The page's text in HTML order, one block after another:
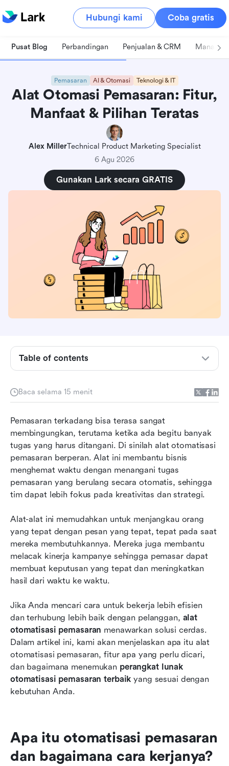
Hubungi kami Coba gratis
Pusat Blog Perbandingan Penjualan & CRM
Pemasaran AI & Otomasi Teknologi & IT
Alat Otomasi Pemasaran: Fitur,
Manfaat & Pilihan Teratas
Alex MillerTechnical Product Marketing Specialist
6 Agu 2026
Gunakan Lark secara GRATIS
Baca selama 15 menit
Pemasaran terkadang bisa terasa sangat
membingungkan, terutama ketika ada begitu banyak
tugas yang harus ditangani. Di sinilah alat otomatisasi
pemasaran berperan. Alat ini membantu bisnis
menghemat waktu dengan menangani tugas
pemasaran yang berulang secara otomatis, sehingga
tim dapat lebih fokus pada kreativitas dan strategi.
Alat-alat ini memudahkan untuk menjangkau orang
yang tepat dengan pesan yang tepat, tepat pada saat
mereka membutuhkannya. Mereka juga membantu
melacak kinerja kampanye sehingga pemasar dapat
membuat keputusan yang tepat dan meningkatkan
hasil dari waktu ke waktu.
Jika Anda mencari cara untuk bekerja lebih efisien
dan terhubung lebih baik dengan pelanggan, alat
otomatisasi pemasaran menawarkan solusi cerdas.
Dalam artikel ini, kami akan menjelaskan apa itu alat
otomatisasi pemasaran, fitur apa yang perlu dicari,
dan bagaimana menemukan perangkat lunak
otomatisasi pemasaran terbaik yang sesuai dengan
kebutuhan Anda.
Apa itu otomatisasi pemasaran
dan bagaimana cara kerjanya?
Table of contents
Apa itu otomatisasi pemasaran dan bagaimana
cara kerjanya?
Fitur apa yang harus Anda cari dalam alat
otomatisasi pemasaran terbaik?
Siapa yang menggunakan alat otomatisasi
pemasaran dan mengapa?
pemasaran
4. Marketo Engage
5. Pardot
6. Mailchimp
7. GetResponse
9. Brevo
10. Eloqua
Memilih alat otomatisasi pemasaran terbaik
untuk bisnis Anda
Kesimpulan
Bacaan terkait